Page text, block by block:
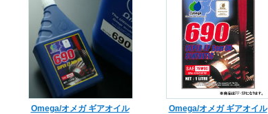
Omega/オメガ ギアオイル
Omega/オメガ ギアオイル